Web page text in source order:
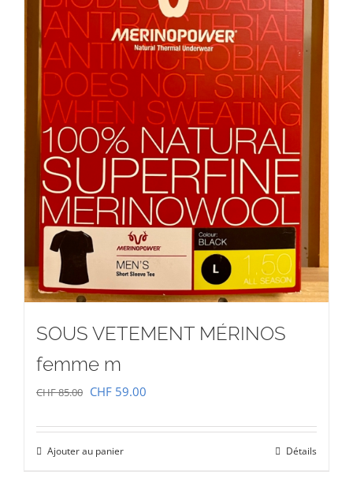
SOUS VETEMENT MÉRINOS
femme m
CHF85.00 Le
initial
était :
CHF 59.00
actuel
Ajouter au panier Détails